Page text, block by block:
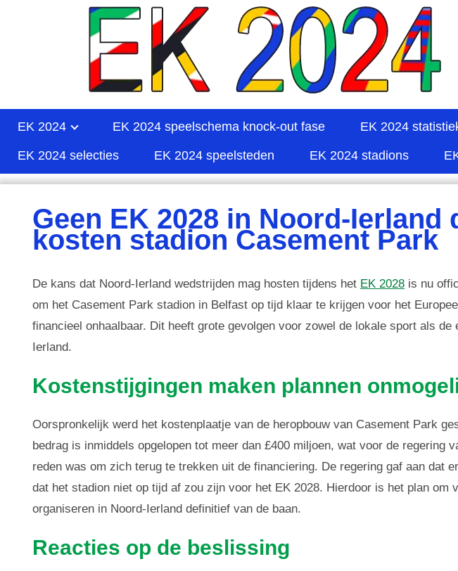
EK 2024 EK 2024 speelschema knock-out fase EK 2024
EK 2024 selecties EK 2024 speelsteden EK 2024 stadions
Geen EK 2028 in Noord-Ierland
kosten stadion Casement Park
De kans dat Noord-Ierland wedstrijden mag hosten tijdens het EK 2028 is nu
om het Casement Park stadion in Belfast op tijd klaar te krijgen voor het
financieel onhaalbaar. Dit heeft grote gevolgen voor zowel de lokale sport als de
Ierland.
Kostenstijgingen maken plannen
Oorspronkelijk werd het kostenplaatje van de heropbouw van Casement Park
bedrag is inmiddels opgelopen tot meer dan £400 miljoen, wat voor de regering
reden was om zich terug te trekken uit de financiering. De regering gaf aan dat
dat het stadion niet op tijd af zou zijn voor het EK 2028. Hierdoor is het plan om
organiseren in Noord-Ierland definitief van de baan.
Reacties op de beslissing